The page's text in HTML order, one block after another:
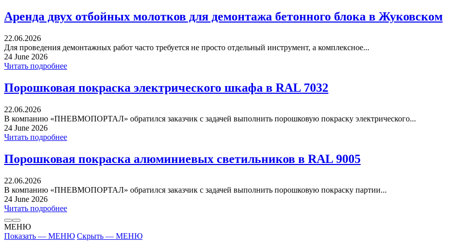
Аренда двух отбойных молотков для демонтажа бетонного блока в Жуковском
22.06.2026
Для проведения демонтажных работ часто требуется не просто отдельный инструмент, а комплексное...
24 June 2026
Читать подробнее
Порошковая покраска электрического шкафа в RAL 7032
22.06.2026
В компанию «ПНЕВМОПОРТАЛ» обратился заказчик с задачей выполнить порошковую покраску электрического...
24 June 2026
Читать подробнее
Порошковая покраска алюминиевых светильников в RAL 9005
22.06.2026
В компанию «ПНЕВМОПОРТАЛ» обратился заказчик с задачей выполнить порошковую покраску партии...
24 June 2026
Читать подробнее
МЕНЮ
Показать — МЕНЮ Скрыть — МЕНЮ